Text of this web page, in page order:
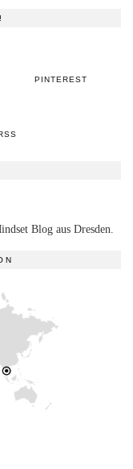
PINTEREST
Blog aus Dresden.